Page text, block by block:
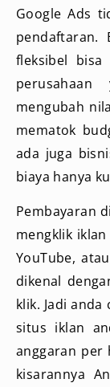
Google Ads
pendaftaran.
fleksibel bisa
mengubah
mematok
ada juga
biaya hanya
Pembayaran
mengklik
YouTube,
dikenal
klik. Jadi
situs iklan
anggaran per
kisarannya